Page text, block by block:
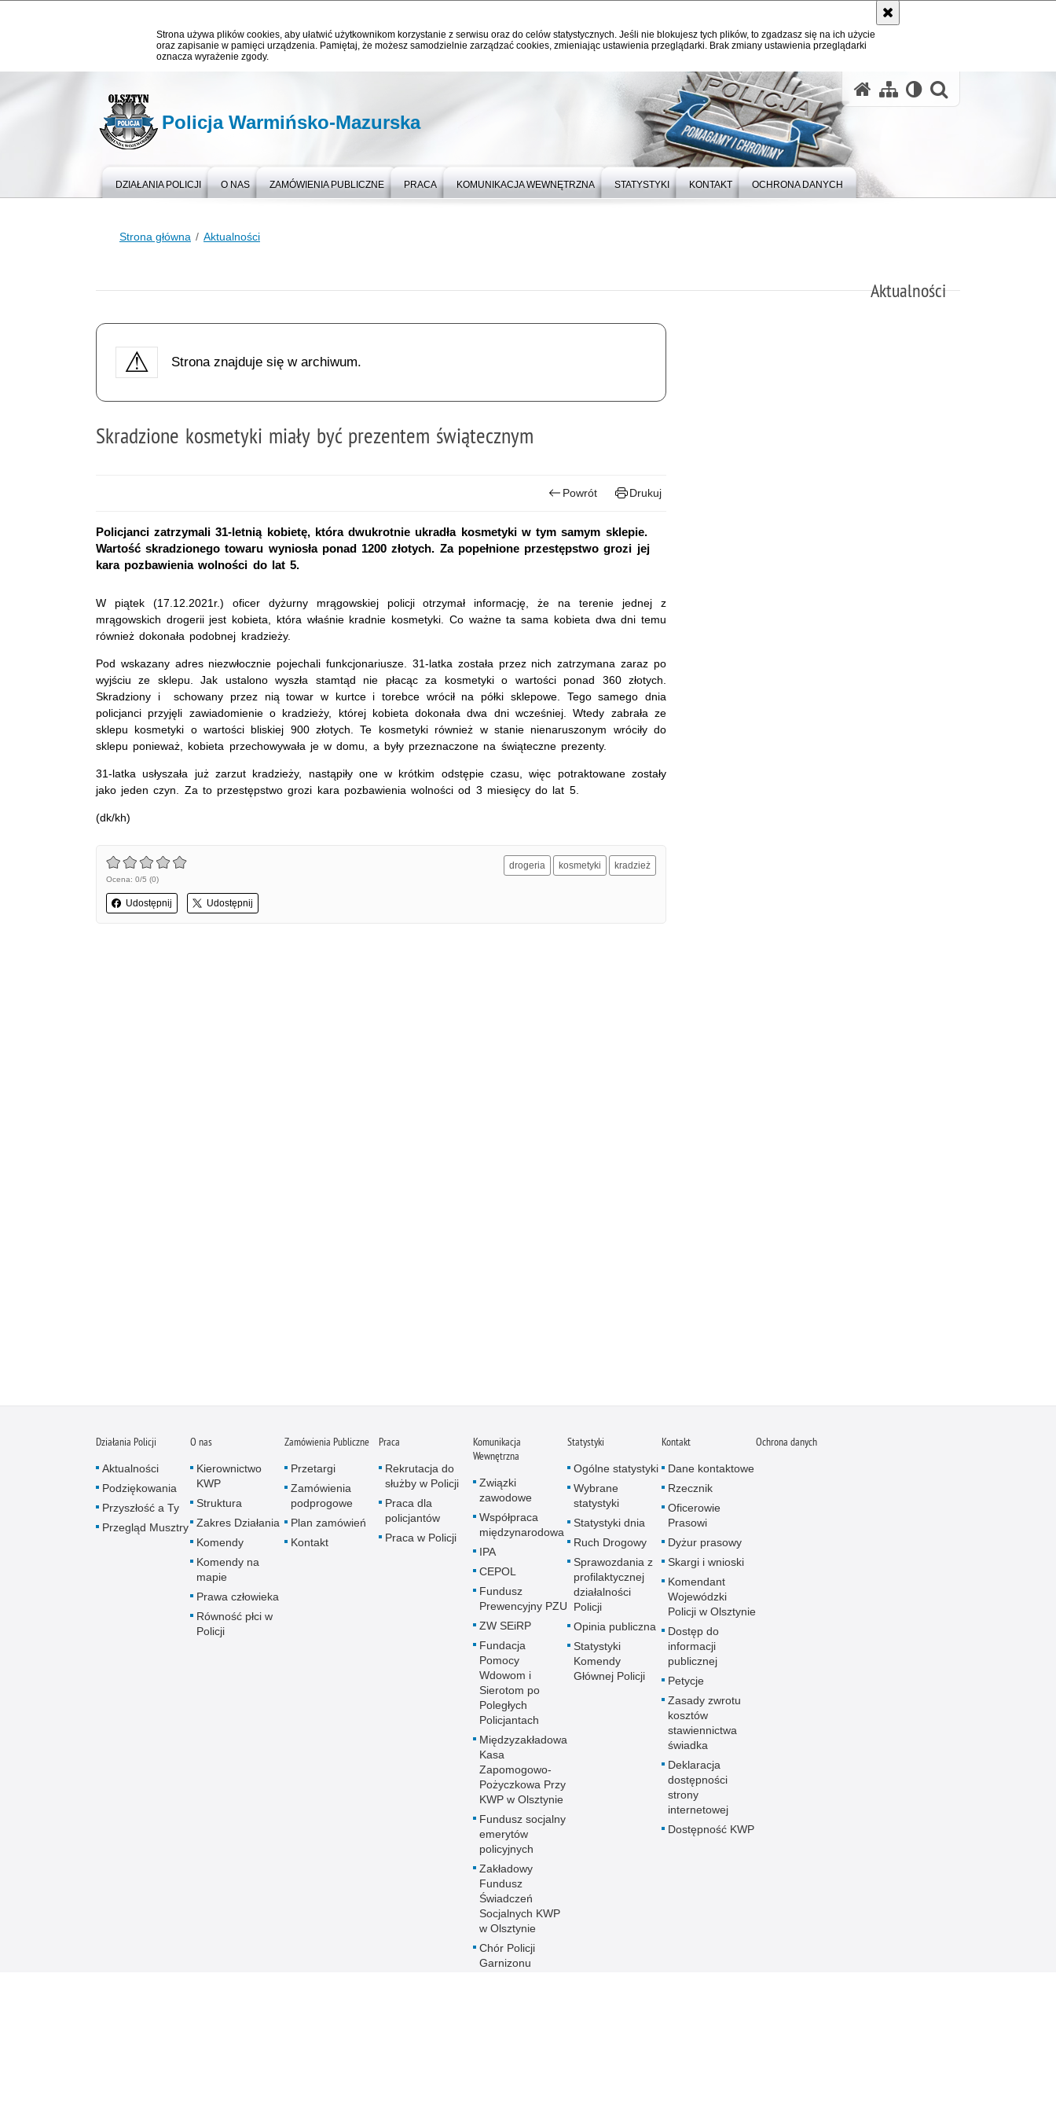
Strona używa plików cookies, aby ułatwić użytkownikom korzystanie z serwisu oraz do celów statystycznych. Jeśli nie blokujesz tych plików, to zgadzasz się na ich użycie
oraz zapisanie w pamięci urządzenia. Pamiętaj, że możesz samodzielnie zarządzać cookies, zmieniając ustawienia przeglądarki. Brak zmiany ustawienia przeglądarki
oznacza wyrażenie zgody.
Policja Warmińsko-Mazurska
DZIAŁANIA POLICJI O NAS ZAMÓWIENIA PUBLICZNE PRACA KOMUNIKACJA WEWNĘTRZNA STATYSTYKI KONTAKT OCHRONA DANYCH
Strona główna Aktualności
Aktualności
Strona znajduje się w archiwum.
Skradzione kosmetyki miały być prezentem świątecznym
Powrót Drukuj
Policjanci zatrzymali 31-letnią kobietę, która dwukrotnie ukradła kosmetyki w tym samym sklepie.
Wartość skradzionego towaru wyniosła ponad 1200 złotych. Za popełnione przestępstwo grozi jej
kara pozbawienia wolności do lat 5.
W piątek (17.12.2021r.) oficer dyżurny mrągowskiej policji otrzymał informację, że na terenie jednej z
mrągowskich drogerii jest kobieta, która właśnie kradnie kosmetyki. Co ważne ta sama kobieta dwa dni temu
również dokonała podobnej kradzieży.
Pod wskazany adres niezwłocznie pojechali funkcjonariusze. 31-latka została przez nich zatrzymana zaraz po
wyjściu ze sklepu. Jak ustalono wyszła stamtąd nie płacąc za kosmetyki o wartości ponad 360 złotych.
Skradziony i schowany przez nią towar w kurtce i torebce wrócił na półki sklepowe. Tego samego dnia
policjanci przyjęli zawiadomienie o kradzieży, której kobieta dokonała dwa dni wcześniej. Wtedy zabrała ze
sklepu kosmetyki o wartości bliskiej 900 złotych. Te kosmetyki również w stanie nienaruszonym wróciły do
sklepu ponieważ, kobieta przechowywała je w domu, a były przeznaczone na świąteczne prezenty.
31-latka usłyszała już zarzut kradzieży, nastąpiły one w krótkim odstępie czasu, więc potraktowane zostały
jako jeden czyn. Za to przestępstwo grozi kara pozbawienia wolności od 3 miesięcy do lat 5.
(dk/kh)
Ocena: 0/5 (0)
Udostępnij Udostępnij
drogeria kosmetyki kradzież
Działania Policji
Aktualności
Podziękowania
Przyszłość a Ty
Przegląd Musztry
O nas
Kierownictwo
KWP
Struktura
Zakres Działania
Komendy
Komendy na
mapie
Prawa człowieka
Równość płci w
Policji
Zamówienia Publiczne
Przetargi
Zamówienia
podprogowe
Plan zamówień
Kontakt
Praca
Rekrutacja do
służby w Policji
Praca dla
policjantów
Praca w Policji
Komunikacja
Wewnętrzna
Związki
zawodowe
Współpraca
międzynarodowa
IPA
CEPOL
Fundusz
Prewencyjny PZU
ZW SEiRP
Fundacja
Pomocy
Wdowom i
Sierotom po
Poległych
Policjantach
Międzyzakładowa
Kasa
Zapomogowo-
Pożyczkowa Przy
KWP w Olsztynie
Fundusz socjalny
emerytów
policyjnych
Zakładowy
Fundusz
Świadczeń
Socjalnych KWP
w Olsztynie
Chór Policji
Garnizonu
Statystyki
Ogólne statystyki
Wybrane
statystyki
Statystyki dnia
Ruch Drogowy
Sprawozdania z
profilaktycznej
działalności
Policji
Opinia publiczna
Statystyki
Komendy
Głównej Policji
Kontakt
Dane kontaktowe
Rzecznik
Oficerowie
Prasowi
Dyżur prasowy
Skargi i wnioski
Komendant
Wojewódzki
Policji w Olsztynie
Dostęp do
informacji
publicznej
Petycje
Zasady zwrotu
kosztów
stawiennictwa
świadka
Deklaracja
dostępności
strony
internetowej
Dostępność KWP
Ochrona danych